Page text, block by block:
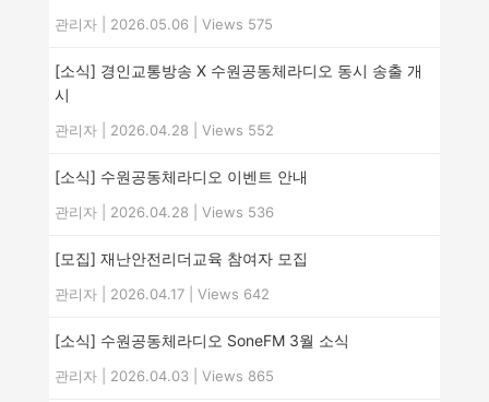
관리자 2026.05.06 Views 575
[소식] 경인교통방송 X 수원공동체라디오 동시 송출 개
시
관리자 2026.04.28 Views 552
[소식] 수원공동체라디오 이벤트 안내
관리자 2026.04.28 Views 536
[모집] 재난안전리더교육 참여자 모집
관리자 2026.04.17 Views 642
[소식] 수원공동체라디오 SoneFM 3월 소식
관리자 2026.04.03 Views 865